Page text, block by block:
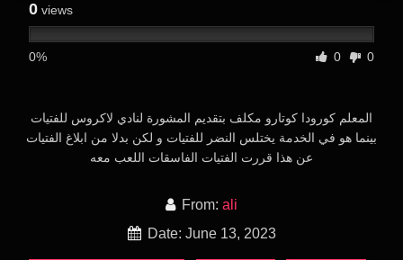
0 views
0% 0 0
المعلم كورودا كوتارو مكلف بتقديم المشورة لنادي لاكروس للفتيات
بينما هو في الخدمة يختلس النضر للفتيات و لكن بدلا من ابلاغ الفتيات
عن هذا قررت الفتيات الفاسقات اللعب معه
From: ali
Date: June 13, 2023